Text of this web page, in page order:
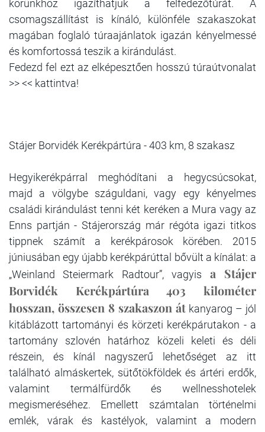
körünkhöz igazíthatjuk a felfedezőtúrát. A
csomagszállítást is kínáló, különféle szakaszokat
magában foglaló túraajánlatok igazán kényelmessé
és komfortossá teszik a kirándulást.
Fedezd fel ezt az elképesztően hosszú túraútvonalat
>> << kattintva!
Stájer Borvidék Kerékpártúra - 403 km, 8 szakasz
Hegyikerékpárral meghódítani a hegycsúcsokat,
majd a völgybe száguldani, vagy egy kényelmes
családi kirándulást tenni két keréken a Mura vagy az
Enns partján - Stájerország már régóta igazi titkos
tippnek számít a kerékpárosok körében. 2015
júniusában egy újabb kerékpárúttal bővült a kínálat: a
„Weinland Steiermark Radtour”, vagyis a Stájer
Borvidék Kerékpártúra 403 kilométer
hosszan, összesen 8 szakaszon át kanyarog – jól
kitáblázott tartományi és körzeti kerékpárutakon - a
tartomány szlovén határhoz közeli keleti és déli
részein, és kínál nagyszerű lehetőséget az itt
található almáskertek, sütőtökföldek és ártéri erdők,
valamint termálfürdők és wellnesshotelek
megismeréséhez. Emellett számtalan történelmi
emlék, várak és kastélyok, valamint a modern